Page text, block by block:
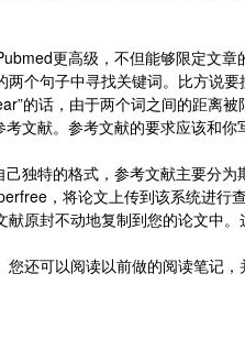
更高级，不但能够限定文章
句子中寻找关键词。比方说要
的话，由于两个词之间的距离被
文献。参考文献的要求应该和
独特的格式，参考文献主要分
，将论文上传到该系统进行
原封不动地复制到您的论文中
还可以阅读以前做的阅读笔记，